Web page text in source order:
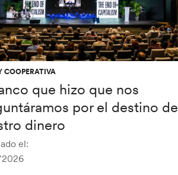
COOPERATIVA
que hizo que nos
por el destino de
dinero
el: